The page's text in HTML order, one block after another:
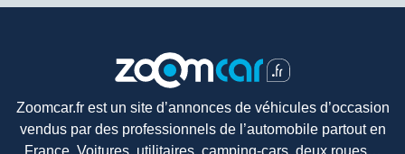
Zoomcar.fr est un site d’annonces de véhicules d’occasion
vendus par des professionnels de l’automobile partout en
France. Voitures, utilitaires, camping-cars, deux roues…